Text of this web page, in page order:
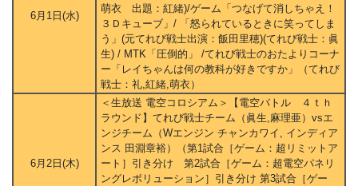
6月1日(水)
萌衣 出題：紅緒)/ゲーム「つなげて消しちゃえ！
３Ｄキューブ」/ 「怒られているときに笑ってしま
う」(元てれび戦士出演：飯田里穂)(てれび戦士：眞
生) / MTK「圧倒的」 /てれび戦士のおたよりコーナ
ー「レイちゃんは何の教科が好きですか」（てれび
戦士：礼,紅緒,萌衣）
6月2日(木)
＜生放送 電空コロシアム＞【電空バトル ４ｔｈ
ラウンド】てれび戦士チーム（眞生,麻理亜）vsエ
ンジチーム（Wエンジン チャンカワイ, インディア
ンス 田淵章裕）（第1試合［ゲーム：超リミットア
ート］引き分け 第2試合［ゲーム：超電空パネリ
ングレボリューション］引き分け 第3試合［ゲー